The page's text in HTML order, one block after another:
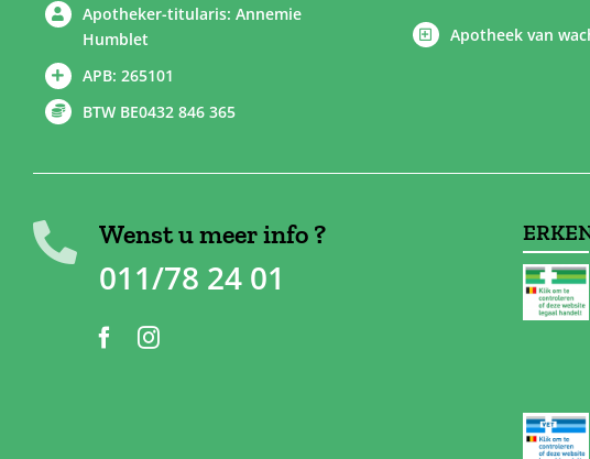
Apotheker-titularis: Annemie
Humblet
APB: 265101
BTW BE0432 846 365
Apotheek van
Wenst u meer info ?
011/78 24 01